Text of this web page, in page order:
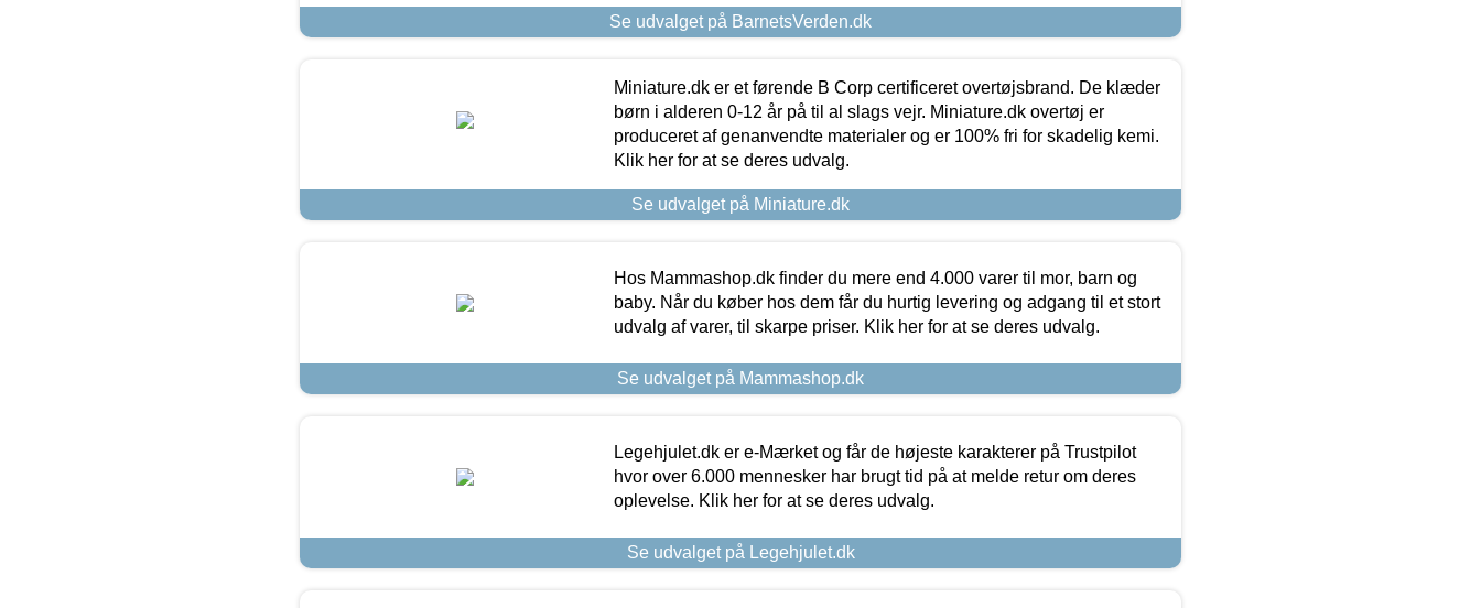
Se udvalget på BarnetsVerden.dk
Miniature.dk er et førende B Corp certificeret overtøjsbrand. De klæder
børn i alderen 0-12 år på til al slags vejr. Miniature.dk overtøj er
produceret af genanvendte materialer og er 100% fri for skadelig kemi.
Klik her for at se deres udvalg.
Se udvalget på Miniature.dk
Hos Mammashop.dk finder du mere end 4.000 varer til mor, barn og
baby. Når du køber hos dem får du hurtig levering og adgang til et stort
udvalg af varer, til skarpe priser. Klik her for at se deres udvalg.
Se udvalget på Mammashop.dk
Legehjulet.dk er e-Mærket og får de højeste karakterer på Trustpilot
hvor over 6.000 mennesker har brugt tid på at melde retur om deres
oplevelse. Klik her for at se deres udvalg.
Se udvalget på Legehjulet.dk